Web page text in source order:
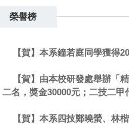
榮譽榜
【賀】本系鐘若庭同學獲得
【賀】由本校研發處舉辦「
二名，獎金30000元；二技二
【賀】本系四技鄭曉螢、林